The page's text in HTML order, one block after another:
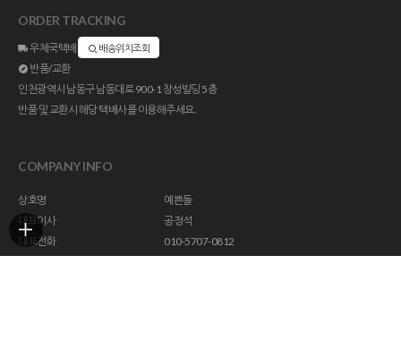
ORDER TRACKING
우체국택배 배송위치조회
반품/교환
인천광역시 남동구 남동대로 900-1 창성빌딩 5층
반품 및 교환시 해당 택배사를 이용해주세요.
COMPANY INFO
상호명
예쁜돌
대표이사
공정석
대표전화
010-5707-0812